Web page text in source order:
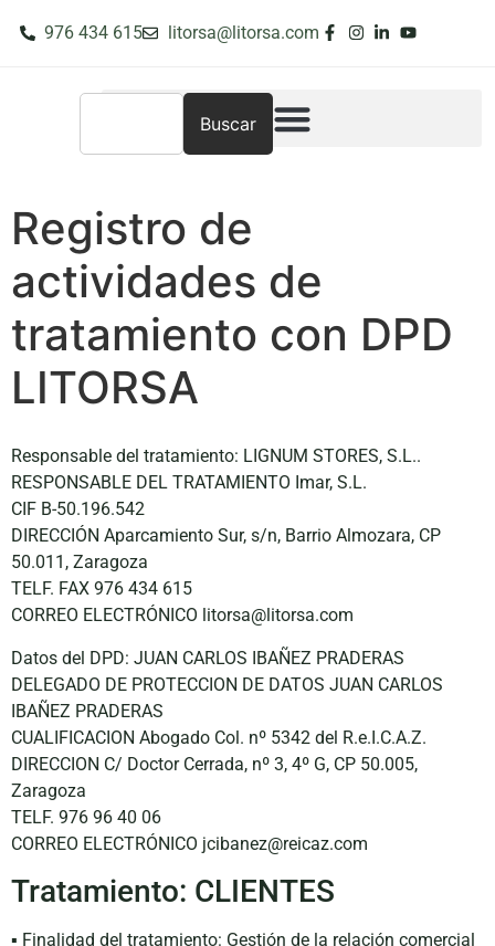
976 434 615 litorsa@litorsa.com
Buscar
Registro de
actividades de
tratamiento con DPD
LITORSA
Responsable del tratamiento: LIGNUM STORES, S.L..
RESPONSABLE DEL TRATAMIENTO Imar, S.L.
CIF B-50.196.542
DIRECCIÓN Aparcamiento Sur, s/n, Barrio Almozara, CP
50.011, Zaragoza
TELF. FAX 976 434 615
CORREO ELECTRÓNICO litorsa@litorsa.com
Datos del DPD: JUAN CARLOS IBAÑEZ PRADERAS
DELEGADO DE PROTECCION DE DATOS JUAN CARLOS
IBAÑEZ PRADERAS
CUALIFICACION Abogado Col. nº 5342 del R.e.I.C.A.Z.
DIRECCION C/ Doctor Cerrada, nº 3, 4º G, CP 50.005,
Zaragoza
TELF. 976 96 40 06
CORREO ELECTRÓNICO jcibanez@reicaz.com
Tratamiento: CLIENTES
▪ Finalidad del tratamiento: Gestión de la relación comercial